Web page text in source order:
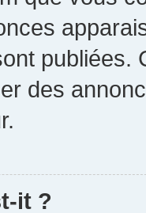
publiées.
des
it ?